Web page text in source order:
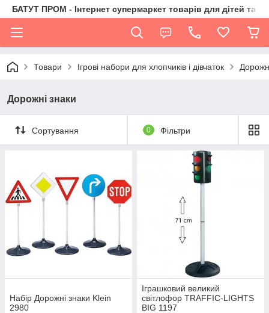
БАТУТ ПРОМ - Інтернет супермаркет товарів для дітей та їх
Товари Ігрові набори для хлопчиків і дівчаток
Дорожні знаки
Сортування 0 Фільтри
Набір Дорожні знаки Klein
2980
Іграшковий великий
світлофор TRAFFIC-LIGHTS
BIG 1197